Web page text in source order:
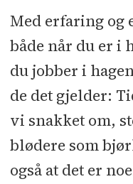
Med erfaring og
både når du er i
du jobber i
de det gjelder:
vi snakket om,
blødere som
også at det er